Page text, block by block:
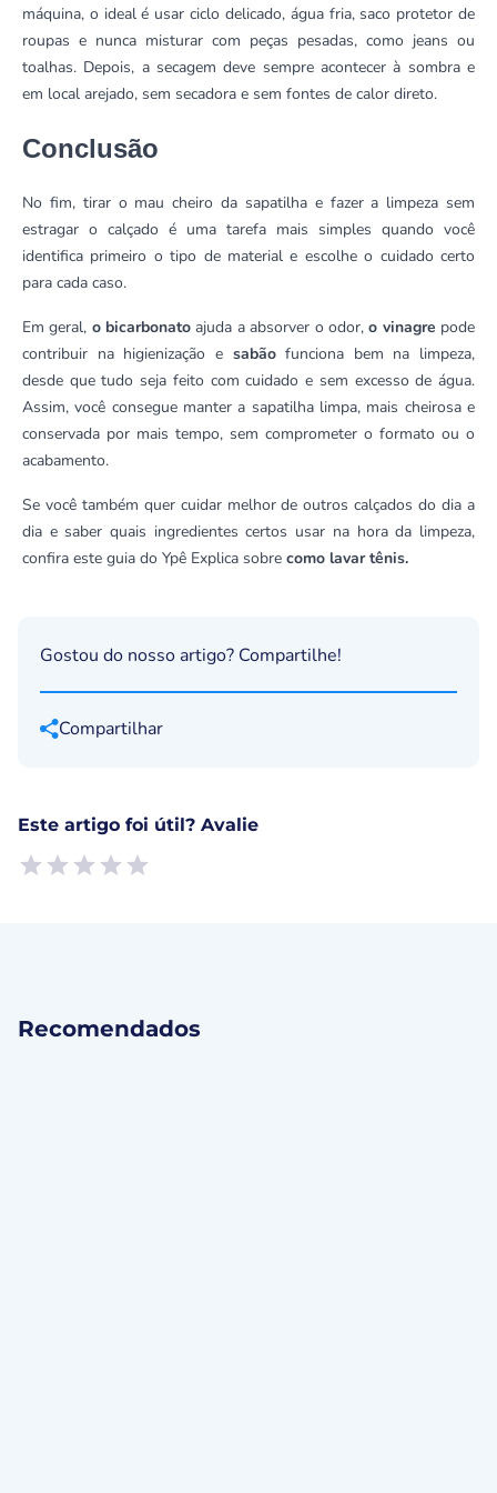
máquina, o ideal é usar ciclo delicado, água fria, saco protetor de
roupas e nunca misturar com peças pesadas, como jeans ou
toalhas. Depois, a secagem deve sempre acontecer à sombra e
em local arejado, sem secadora e sem fontes de calor direto.
Conclusão
No fim, tirar o mau cheiro da sapatilha e fazer a limpeza sem
estragar o calçado é uma tarefa mais simples quando você
identifica primeiro o tipo de material e escolhe o cuidado certo
para cada caso.
Em geral, o bicarbonato ajuda a absorver o odor,o vinagre pode
contribuir na higienização e sabãofunciona bem na limpeza,
desde que tudo seja feito com cuidado e sem excesso de água.
Assim, você consegue manter a sapatilha limpa, mais cheirosa e
conservada por mais tempo, sem comprometer o formato ou o
acabamento.
Se você também quer cuidar melhor de outros calçados do dia a
dia e saber quais ingredientes certos usar na hora da limpeza,
confira este guia do Ypê Explica sobre como lavar tênis.
Gostou do nosso artigo? Compartilhe!
Compartilhar
Este artigo foi útil? Avalie
Recomendados